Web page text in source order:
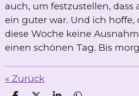
auch, um festzustellen, dass
ein guter war. Und ich hoffe,
diese Woche keine
einen schönen Tag. Bis
« Zurück